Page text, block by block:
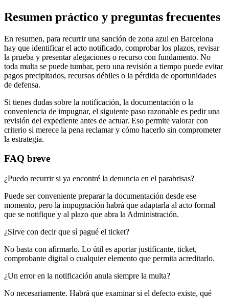
Resumen práctico y preguntas frecuentes
En resumen, para recurrir una sanción de zona azul en Barcelona
hay que identificar el acto notificado, comprobar los plazos, revisar
la prueba y presentar alegaciones o recurso con fundamento. No
toda multa se puede tumbar, pero una revisión a tiempo puede evitar
pagos precipitados, recursos débiles o la pérdida de oportunidades
de defensa.
Si tienes dudas sobre la notificación, la documentación o la
conveniencia de impugnar, el siguiente paso razonable es pedir una
revisión del expediente antes de actuar. Eso permite valorar con
criterio si merece la pena reclamar y cómo hacerlo sin comprometer
la estrategia.
FAQ breve
¿Puedo recurrir si ya encontré la denuncia en el parabrisas?
Puede ser conveniente preparar la documentación desde ese
momento, pero la impugnación habrá que adaptarla al acto formal
que se notifique y al plazo que abra la Administración.
¿Sirve con decir que sí pagué el ticket?
No basta con afirmarlo. Lo útil es aportar justificante, ticket,
comprobante digital o cualquier elemento que permita acreditarlo.
¿Un error en la notificación anula siempre la multa?
No necesariamente. Habrá que examinar si el defecto existe, qué